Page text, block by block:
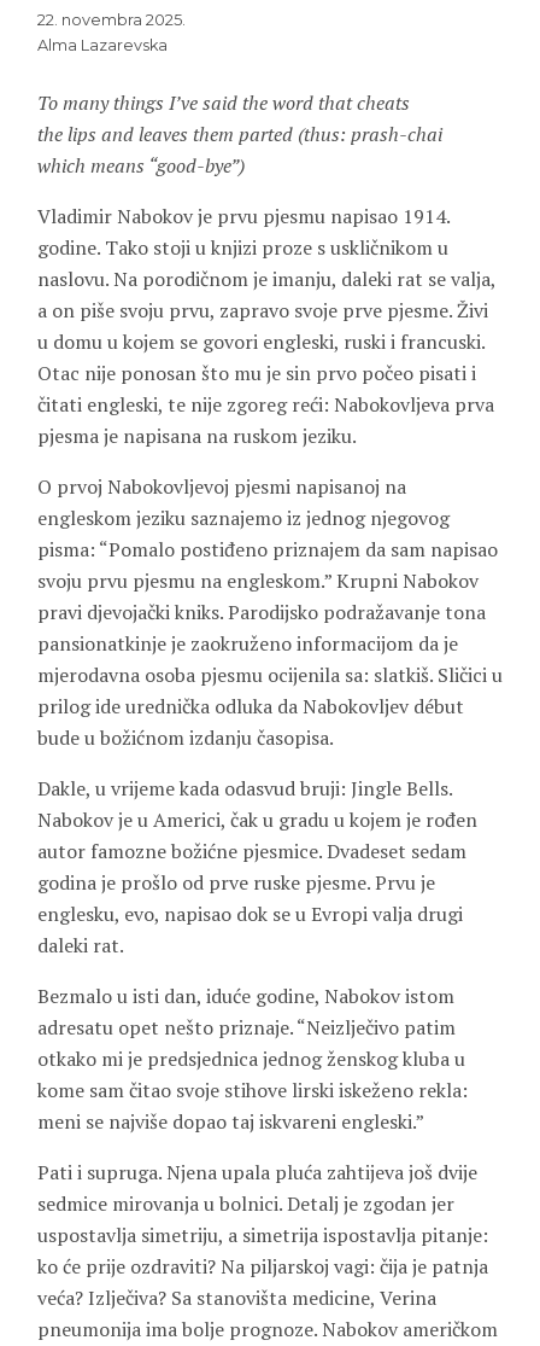
22. novembra 2025.
Alma Lazarevska
To many things I’ve said the word that cheats
the lips and leaves them parted (thus: prash-chai
which means “good-bye”)
Vladimir Nabokov je prvu pjesmu napisao 1914.
godine. Tako stoji u knjizi proze s uskličnikom u
naslovu. Na porodičnom je imanju, daleki rat se valja,
a on piše svoju prvu, zapravo svoje prve pjesme. Živi
u domu u kojem se govori engleski, ruski i francuski.
Otac nije ponosan što mu je sin prvo počeo pisati i
čitati engleski, te nije zgoreg reći: Nabokovljeva prva
pjesma je napisana na ruskom jeziku.
O prvoj Nabokovljevoj pjesmi napisanoj na
engleskom jeziku saznajemo iz jednog njegovog
pisma: “Pomalo postiđeno priznajem da sam napisao
svoju prvu pjesmu na engleskom.” Krupni Nabokov
pravi djevojački kniks. Parodijsko podražavanje tona
pansionatkinje je zaokruženo informacijom da je
mjerodavna osoba pjesmu ocijenila sa: slatkiš. Sličici u
prilog ide urednička odluka da Nabokovljev début
bude u božićnom izdanju časopisa.
Dakle, u vrijeme kada odasvud bruji: Jingle Bells.
Nabokov je u Americi, čak u gradu u kojem je rođen
autor famozne božićne pjesmice. Dvadeset sedam
godina je prošlo od prve ruske pjesme. Prvu je
englesku, evo, napisao dok se u Evropi valja drugi
daleki rat.
Bezmalo u isti dan, iduće godine, Nabokov istom
adresatu opet nešto priznaje. “Neizlječivo patim
otkako mi je predsjednica jednog ženskog kluba u
kome sam čitao svoje stihove lirski iskeženo rekla:
meni se najviše dopao taj iskvareni engleski.”
Pati i supruga. Njena upala pluća zahtijeva još dvije
sedmice mirovanja u bolnici. Detalj je zgodan jer
uspostavlja simetriju, a simetrija ispostavlja pitanje:
ko će prije ozdraviti? Na piljarskoj vagi: čija je patnja
veća? Izlječiva? Sa stanovišta medicine, Verina
pneumonija ima bolje prognoze. Nabokov američkom